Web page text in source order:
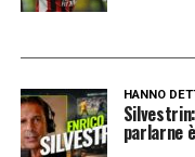
HANNO
parlarne